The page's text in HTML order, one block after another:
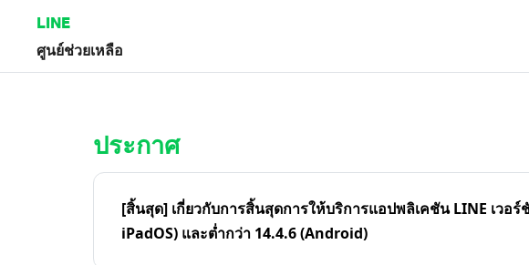
LINE
ศูนย์ช่วยเหลือ
ประกาศ
[สิ้นสุด] เกี่ยวกับการสิ้นสุดการให้บริการแอปพลิเคชัน LINE เวอร์
iPadOS) และต่ำกว่า 14.4.6 (Android)